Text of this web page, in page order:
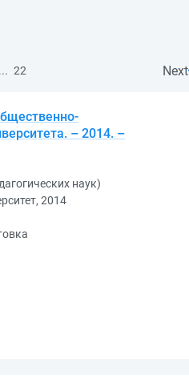
... 22 Next
– 2014. –
наук)
2014